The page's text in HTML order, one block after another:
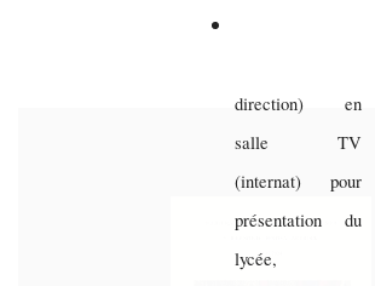
direction) en
salle TV
(internat) pour
présentation du
lycée,